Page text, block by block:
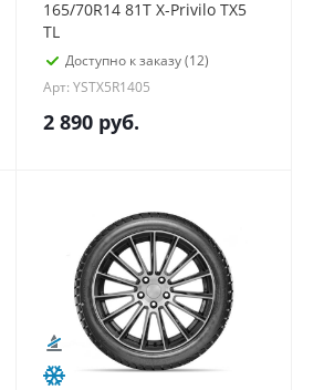
165/70R14 81T X-Privilo TX5
TL
Доступно к заказу (12)
Арт: YSTX5R1405
2 890 руб.